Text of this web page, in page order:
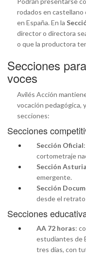
rodados en castellano
en España. En la
director o directora
o que la productora
Secciones
voces
Avilés Acción
vocación pedagógica,
secciones:
Secciones
Sección Oficial
cortometraje
Sección
emergente.
Sección
desde el retrato
Secciones
AA 72 horas:
estudiantes de
tres días, con